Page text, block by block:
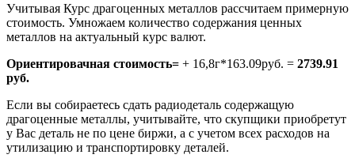
Учитывая Курс драгоценных металлов рассчитаем примерную
стоимость. Умножаем количество содержания ценных
металлов на актуальный курс валют.
Ориентировачная стоимость= + 16,8г*163.09руб. = 2739.91
руб.
Если вы собираетесь сдать радиодеталь содержащую
драгоценные металлы, учитывайте, что скупщики приобретут
у Вас деталь не по цене биржи, а с учетом всех расходов на
утилизацию и транспортировку деталей.